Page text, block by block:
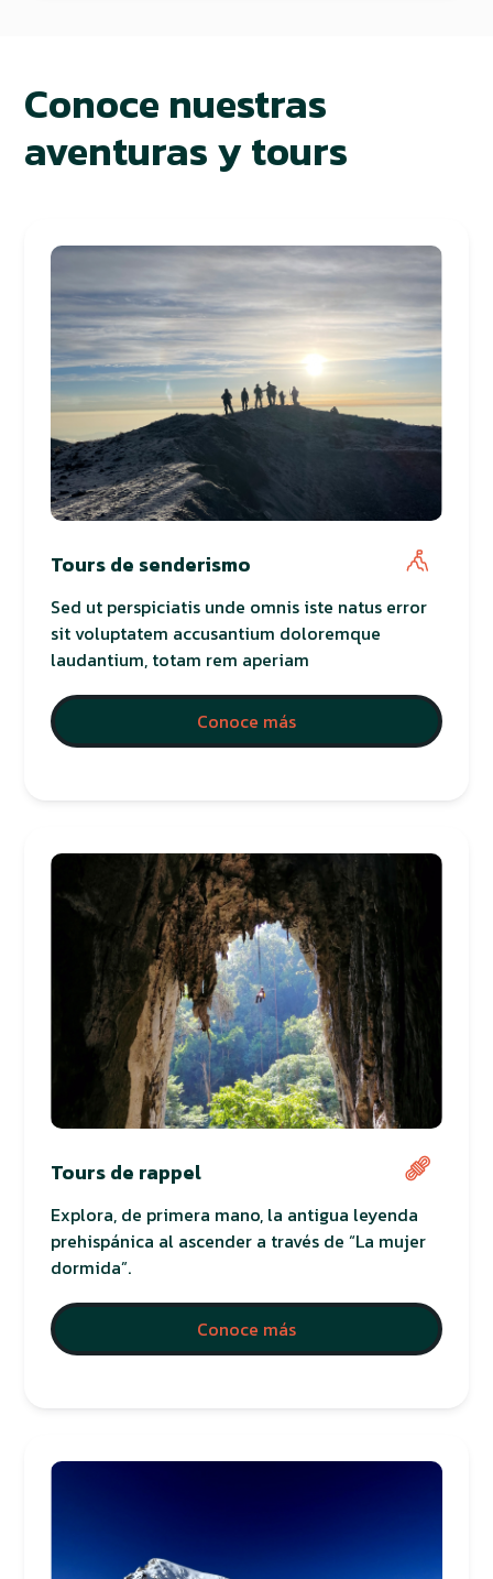
Conoce nuestras
aventuras y tours
Tours de senderismo
Sed ut perspiciatis unde omnis iste natus error
sit voluptatem accusantium doloremque
laudantium, totam rem aperiam
Conoce más
Tours de rappel
Explora, de primera mano, la antigua leyenda
prehispánica al ascender a través de “La mujer
dormida”.
Conoce más